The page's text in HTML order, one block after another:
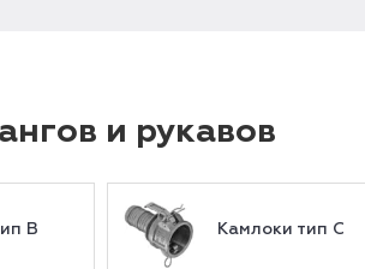
и рукавов
B Камлоки тип C